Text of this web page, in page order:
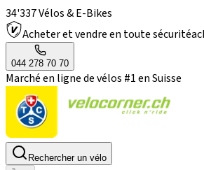
34'337 Vélos & E-Bikes
Acheter et vendre en toute sécurité
044 278 70 70
Marché en ligne de vélos #1 en Suisse
Rechercher un vélo